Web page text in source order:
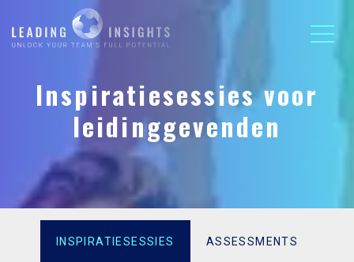
Inspiratiesessies voor
leidinggevenden
INSPIRATIESESSIES ASSESSMENTS